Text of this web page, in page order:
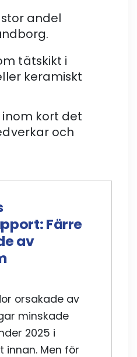
andel
tätskikt i
keramiskt
inom kort det
och
Färre
av
orsakade av
minskade
2025 i
Men för